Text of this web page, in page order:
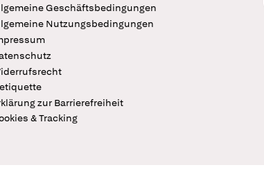
Geschäftsbedingungen
Nutzungsbedingungen
zur Barrierefreiheit
& Tracking